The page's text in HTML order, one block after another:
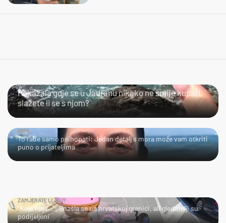
SLIJEDITE LI OVU PREPORUKU?
Pokazala gdje se u Jadranu nikako ne smije kupati,
slažete li se s njom?
HMM…
To rade samo psihopati: Jedan detalj s mora može vam otkriti
puno o prijateljima
ZAMJERATE LI JOJ?
"Koja kuja…": Snašla se na hrvatskoj granici, ali gledatelji su
podijeljeni